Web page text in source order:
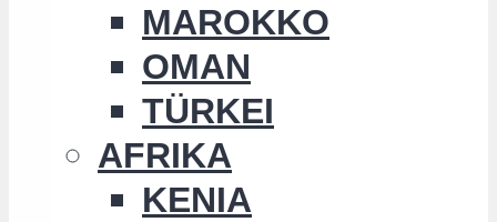
MAROKKO
OMAN
TÜRKEI
AFRIKA
KENIA